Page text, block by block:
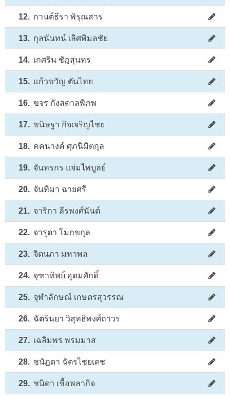
12. กานต์ธีรา พิรุณสาร
13. กุลนันทน์ เลิศพิมลชัย
14. เกศริน ชัฎสุนทร
15. แก้วขวัญ ตันไทย
16. ขจร กังสดาลพิภพ
17. ขนิษฐา กิจเจริญไชย
18. คคนางค์ ศุภนิมิตกุล
19. จันทรกร แจ่มไพบูลย์
20. จันทิมา ฉายศรี
21. จาริกา ลีรพงศ์นันต์
22. จารุตา โมกขกุล
23. จิตนภา มหาพล
24. จุฑาทิพย์ อุดมศักดิ์
25. จุฬาลักษณ์ เกษตรสุวรรณ
26. ฉัตรินยา วิสุทธิพงศ์ถาวร
27. เฉลิมพร พรมมาส
28. ชนัฎดา ฉัตรไชยเดช
29. ชนิดา เชื้อพลากิจ